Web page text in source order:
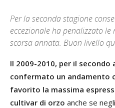
Per la seconda stagione
eccezionale ha penalizzato
scorsa annata. Buon livello
Il 2009-2010, per il secondo
confermato un andamento
favorito la massima
cultivar di orzo anche se